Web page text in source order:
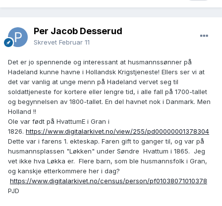
Per Jacob Desserud
Skrevet Februar 11
Det er jo spennende og interessant at husmannssønner på
Hadeland kunne havne i Hollandsk Krigstjeneste! Ellers ser vi at
det var vanlig at unge menn på Hadeland vervet seg til
soldattjeneste for kortere eller lengre tid, i alle fall på 1700-tallet
og begynnelsen av 1800-tallet. En del havnet nok i Danmark. Men
Holland !!
Ole var født på HvattumE i Gran i
1826. https://www.digitalarkivet.no/view/255/pd00000001378304
Dette var i farens 1. ekteskap. Faren gift to ganger til, og var på
husmannsplassen "Løkken" under Søndre Hvattum i 1865. Jeg
vet ikke hva Løkka er. Flere barn, som ble husmannsfolk i Gran,
og kanskje etterkommere her i dag?
https://www.digitalarkivet.no/census/person/pf01038071010378
PJD